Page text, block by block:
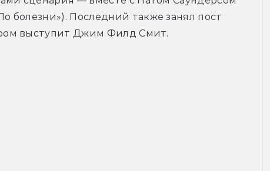
Последний также занял пост
выступит Джим Филд Смит.